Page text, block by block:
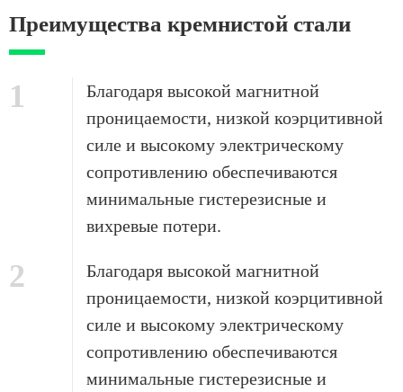
Преимущества кремнистой стали
1
Благодаря высокой магнитной
проницаемости, низкой коэрцитивной
силе и высокому электрическому
сопротивлению обеспечиваются
минимальные гистерезисные и
вихревые потери.
2
Благодаря высокой магнитной
проницаемости, низкой коэрцитивной
силе и высокому электрическому
сопротивлению обеспечиваются
минимальные гистерезисные и